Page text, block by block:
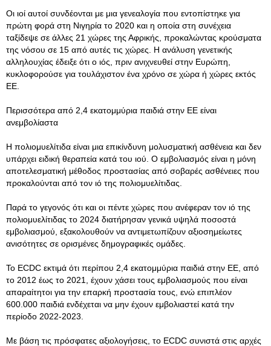
Οι ιοί αυτοί συνδέονται με μια γενεαλογία που εντοπίστηκε για
πρώτη φορά στη Νιγηρία το 2020 και η οποία στη συνέχεια
ταξίδεψε σε άλλες 21 χώρες της Αφρικής, προκαλώντας κρούσματα
της νόσου σε 15 από αυτές τις χώρες. Η ανάλυση γενετικής
αλληλουχίας έδειξε ότι ο ιός, πριν ανιχνευθεί στην Ευρώπη,
κυκλοφορούσε για τουλάχιστον ένα χρόνο σε χώρα ή χώρες εκτός
ΕΕ.
Περισσότερα από 2,4 εκατομμύρια παιδιά στην ΕΕ είναι
ανεμβολίαστα
Η πολιομυελίτιδα είναι μια επικίνδυνη μολυσματική ασθένεια και δεν
υπάρχει ειδική θεραπεία κατά του ιού. Ο εμβολιασμός είναι η μόνη
αποτελεσματική μέθοδος προστασίας από σοβαρές ασθένειες που
προκαλούνται από τον ιό της πολιομυελίτιδας.
Παρά το γεγονός ότι και οι πέντε χώρες που ανέφεραν τον ιό της
πολιομυελίτιδας το 2024 διατήρησαν γενικά υψηλά ποσοστά
εμβολιασμού, εξακολουθούν να αντιμετωπίζουν αξιοσημείωτες
ανισότητες σε ορισμένες δημογραφικές ομάδες.
Το ECDC εκτιμά ότι περίπου 2,4 εκατομμύρια παιδιά στην ΕΕ, από
το 2012 έως το 2021, έχουν χάσει τους εμβολιασμούς που είναι
απαραίτητοι για την επαρκή προστασία τους, ενώ επιπλέον
600.000 παιδιά ενδέχεται να μην έχουν εμβολιαστεί κατά την
περίοδο 2022-2023.
Με βάση τις πρόσφατες αξιολογήσεις, το ECDC συνιστά στις αρχές